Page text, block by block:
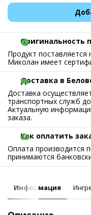
Оригинальность
Продукт поставляется
Миколан имеет
Доставка в
Доставка
транспортных служб
Актуальную
заказа.
Как оплатить
Оплата производится
принимаются
Информация